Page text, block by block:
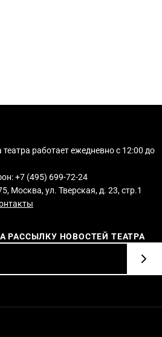
театра работает ежедневно с 12:00 до
+7 (495) 699-72-24
Москва, ул. Тверская, д. 23, стр.1
РАССЫЛКУ НОВОСТЕЙ ТЕАТРА